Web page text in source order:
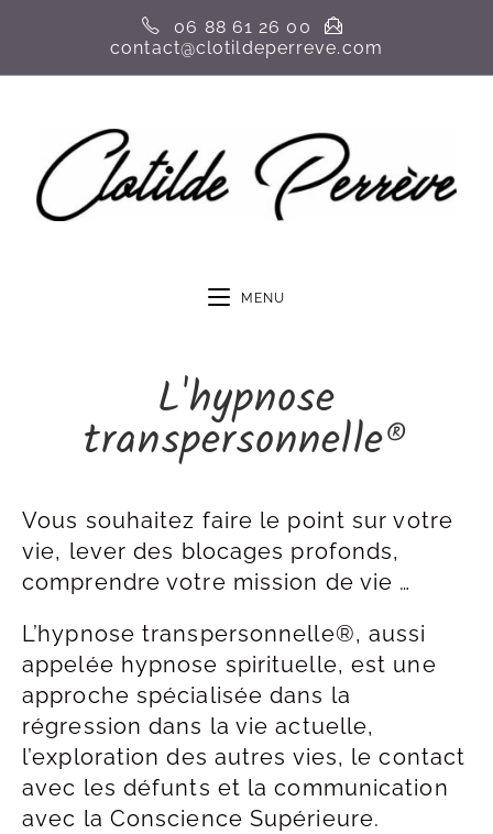
06 88 61 26 00
contact@clotildeperreve.com
MENU
L'hypnose
transpersonnelle®
Vous souhaitez faire le point sur votre
vie, lever des blocages profonds,
comprendre votre mission de vie …
L’hypnose transpersonnelle®, aussi
appelée hypnose spirituelle, est une
approche spécialisée dans la
régression dans la vie actuelle,
l’exploration des autres vies, le contact
avec les défunts et la communication
avec la Conscience Supérieure.